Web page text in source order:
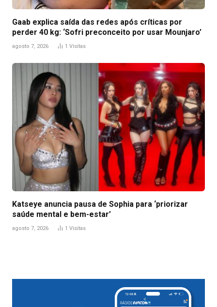
Gaab explica saída das redes após críticas por
perder 40 kg: ‘Sofri preconceito por usar Mounjaro’
agosto 7, 2026 1 Visitas
Katseye anuncia pausa de Sophia para ‘priorizar
saúde mental e bem-estar’
agosto 7, 2026 1 Visitas